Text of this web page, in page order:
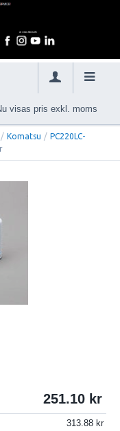
visas pris exkl. moms
/ Komatsu / PC220LC-
251.10
313.88